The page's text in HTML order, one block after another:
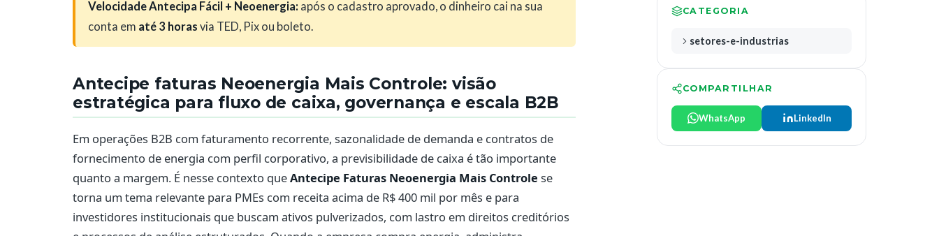
Velocidade Antecipa Fácil + Neoenergia: após o cadastro aprovado, o dinheiro cai na sua
conta em até 3 horas via TED, Pix ou boleto.
Antecipe faturas Neoenergia Mais Controle: visão
estratégica para fluxo de caixa, governança e escala B2B
Em operações B2B com faturamento recorrente, sazonalidade de demanda e contratos de
fornecimento de energia com perfil corporativo, a previsibilidade de caixa é tão importante
quanto a margem. É nesse contexto queAntecipe Faturas Neoenergia Mais Controle se
torna um tema relevante para PMEs com receita acima de R$ 400 mil por mês e para
investidores institucionais que buscam ativos pulverizados, com lastro em direitos creditórios
CATEGORIA
setores-e-industrias
COMPARTILHAR
WhatsApp LinkedIn